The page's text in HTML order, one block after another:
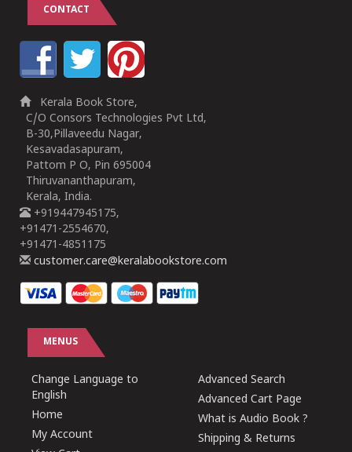
CONTACT
Kerala Book Store,
C/O Consors Technologies Pvt Ltd,
B-30,Pillaveedu Nagar,
Kesavadasapuram,
Pattom P O, Pin 695004
Thiruvananthapuram,
Kerala, India.
+919447945175,
+91471-2554670,
+91471-4851175
customer.care@keralabookstore.com
MENUS
Change Language to
English
Home
My Account
Advanced Search
Advanced Cart Page
What is Audio Book ?
Shipping & Returns